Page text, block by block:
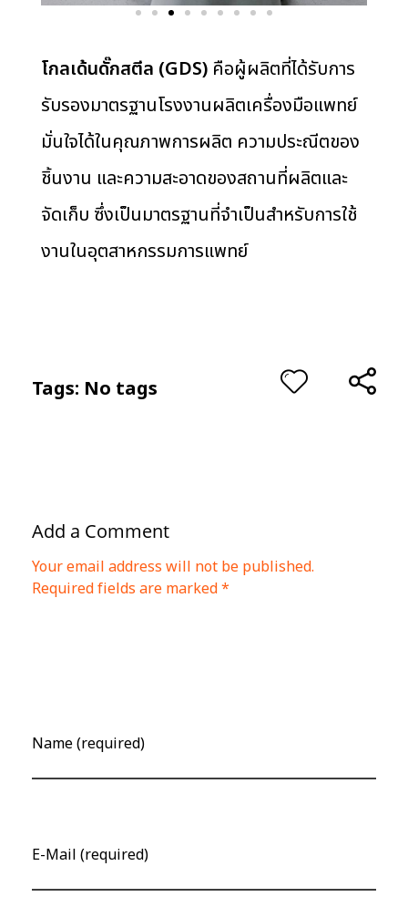
โกลเด้นดั๊กสตีล (GDS) คือผู้ผลิตที่ได้รับการ
รับรองมาตรฐานโรงงานผลิตเครื่องมือแพทย์
มั่นใจได้ในคุณภาพการผลิต ความประณีตของ
ชิ้นงาน และความสะอาดของสถานที่ผลิตและ
จัดเก็บ ซึ่งเป็นมาตรฐานที่จำเป็นสำหรับการใช้
งานในอุตสาหกรรมการแพทย์
Tags: No tags
Add a Comment
Your email address will not be published.
Required fields are marked *
Name (required)
E-Mail (required)